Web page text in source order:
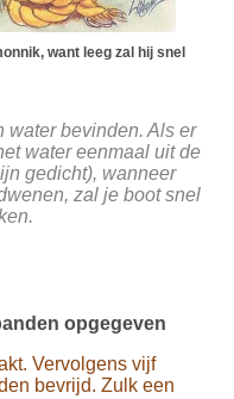
want leeg zal hij snel
water bevinden. Als er
water eenmaal uit de
gedicht), wanneer
zal je boot snel
opgegeven
Vervolgens vijf
bevrijd. Zulk een